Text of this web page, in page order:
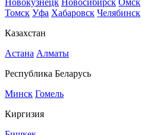
Новокузнецк Новосибирск Омск
Томск Уфа Хабаровск Челябинск
Казахстан
Астана Алматы
Республика Беларусь
Минск Гомель
Киргизия